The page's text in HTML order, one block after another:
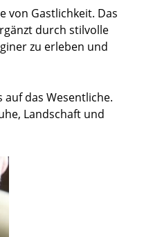
von Gastlichkeit. Das
durch stilvolle
zu erleben und
das Wesentliche.
Landschaft und